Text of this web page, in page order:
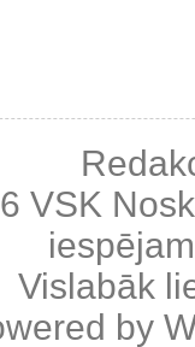
VSK
Vislabāk
by